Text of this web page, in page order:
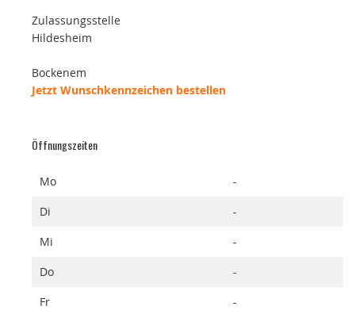
Zulassungsstelle
Hildesheim
Bockenem
Jetzt Wunschkennzeichen bestellen
Öffnungszeiten
Mo
-
Di
-
Mi
-
Do
-
Fr
-